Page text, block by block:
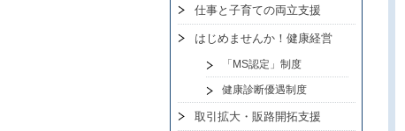
仕事と子育ての両立支援
はじめませんか！健康経営
「MS認定」制度
健康診断優遇制度
取引拡大・販路開拓支援